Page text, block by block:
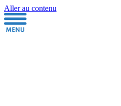
Aller au contenu